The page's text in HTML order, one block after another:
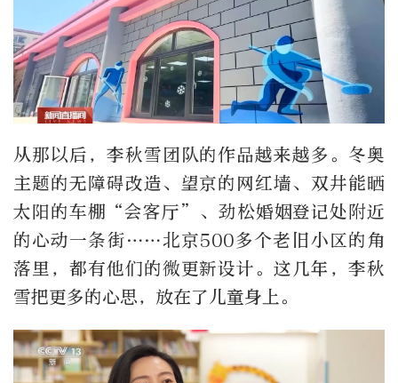
从那以后，李秋雪团队的作品越来越多。冬奥
主题的无障碍改造、望京的网红墙、双井能晒
太阳的车棚“会客厅”、劲松婚姻登记处附近
的心动一条街……北京500多个老旧小区的角
落里，都有他们的微更新设计。这几年，李秋
雪把更多的心思，放在了儿童身上。